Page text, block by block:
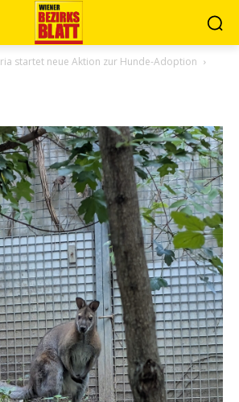
startet neue Aktion zur Hunde-Adoption